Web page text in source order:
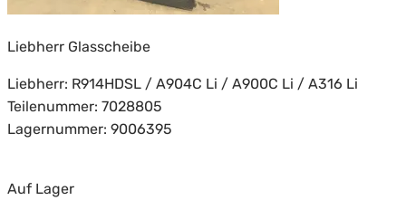
Liebherr Glasscheibe
Liebherr: R914HDSL / A904C Li / A900C Li / A316 Li
Teilenummer: 7028805
Lagernummer: 9006395
Auf Lager